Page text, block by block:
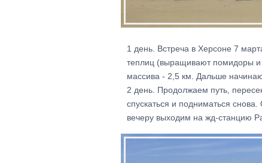
1 день. Встреча в Херсоне 7
теплиц (выращивают помидоры и
массива - 2,5 км. Дальше
2 день. Продолжаем путь,
спускаться и подниматься
вечеру выходим на жд-станцию